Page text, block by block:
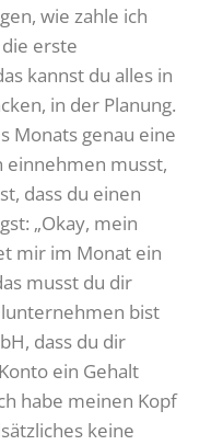
wie zahle ich
erste
kannst du alles in
in der Planung.
Monats genau eine
einnehmen musst,
dass du einen
„Okay, mein
mir im Monat ein
musst du dir
bist
dass du dir
ein Gehalt
habe meinen Kopf
keine